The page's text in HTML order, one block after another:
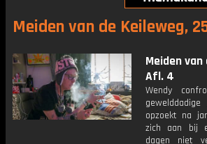
Meiden van de Keileweg,
Meiden
Afl. 4
Wendy
opzoekt na
zich aan bij
dagen niet